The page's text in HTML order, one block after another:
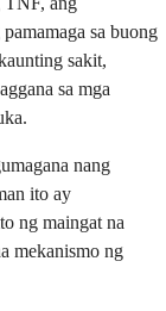
sa buong
sakit,
sa mga
nang
ito ay
ng maingat na
mekanismo ng